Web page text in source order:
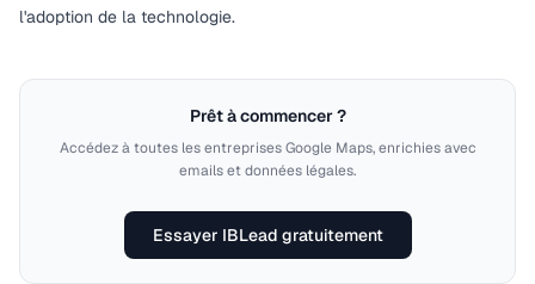
l'adoption de la technologie.
Prêt à commencer ?
Accédez à toutes les entreprises Google Maps, enrichies avec
emails et données légales.
Essayer IBLead gratuitement